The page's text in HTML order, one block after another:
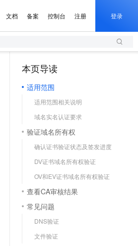
文档 备案 控制台 注册 登录
本页导读
适用范围
适用范围相关说明
域名实名认证要求
验证域名所有权
确认证书验证状态及签发进度
DV证书域名所有权验证
OV和EV证书域名所有权验证
查看CA审核结果
常见问题
DNS验证
文件验证
语音识别与合成
轻量应用服务器
数字证书管理服务（原SSL证书）
实现全站HTTPS，呈现可信的WEB访问
短信服务
国内短信简单易用，安全可靠，秒级触达，全球覆盖200+国家和地区。
Data Agent 驱动的一站式 Data+AI 开发治理平台
一句话生成原生可编辑精美 PPT 文稿
输入一句话想法, 轻松生成专业的 PPT
一键部署幻兽帕鲁游戏服务器
一键购买专属联机服务器，轻松开启游戏
漫剧工坊：一站式动画创作平台
快速生产连贯的高质量长漫剧
高效部署网站，快速应用到小程序
力
AI 活动
AI 生产力先锋
先锋实践拓展 AI 生产力的边界
飞天发布时刻
所见，即是所愿
AI 实训营
从基础到进阶，Agent 创客手把手教你
创新加速
覆盖90%+业务场景，专享组合折扣价
精选AI产品，从模型到应用全链提效
阿里云 OPC 创新助力计划
Token 补贴，五大权
益加速 OPC 成功
专业服务
公司注册
服务伙伴合作计划
Al MaaS 服务伙伴赋能合作
伙伴信用分合作计划
更多支持
合作伙伴培训与认证
查询合作伙伴
登录合作伙伴管理后台
开发者社区
镜像站
我要投诉
加入我们